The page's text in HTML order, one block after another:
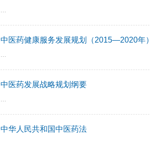
...
中医药健康服务发展规划（2015—2020年）
...
中医药发展战略规划纲要
...
中华人民共和国中医药法